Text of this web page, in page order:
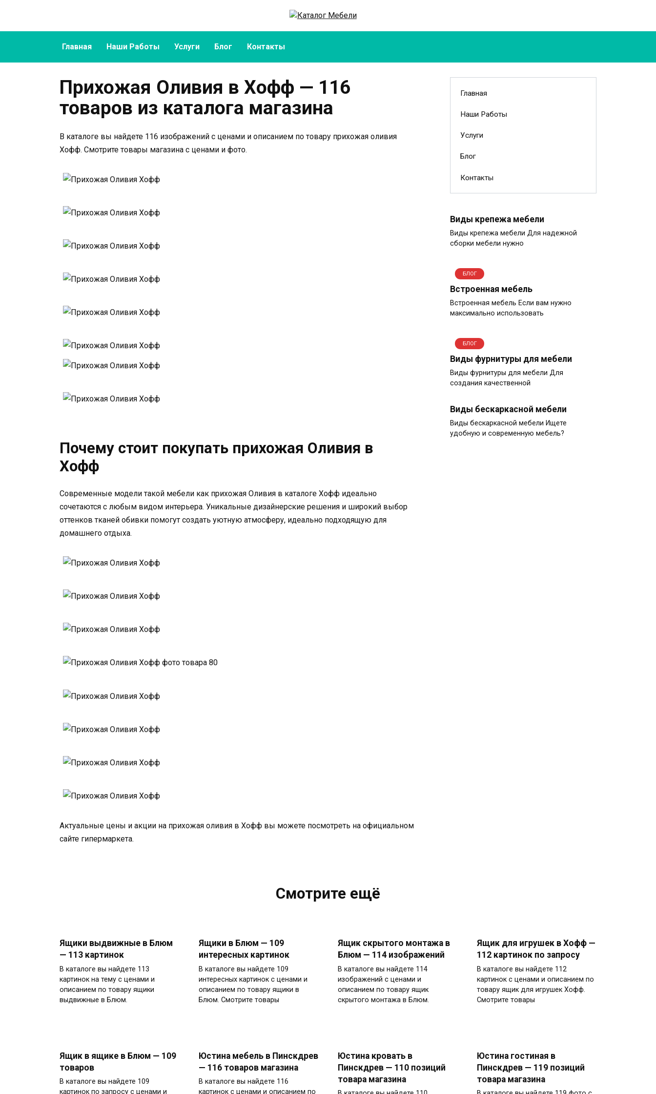
Главная
Наши Работы Услуги Блог Контакты
Прихожая Оливия в Хофф — 116
товаров из каталога магазина
В каталоге вы найдете 116 изображений с ценами и описанием по товару прихожая оливия
Хофф. Смотрите товары магазина с ценами и фото.
Почему стоит покупать прихожая Оливия в
Хофф
Современные модели такой мебели как прихожая Оливия в каталоге Хофф идеально
сочетаются с любым видом интерьера. Уникальные дизайнерские решения и широкий выбор
оттенков тканей обивки помогут создать уютную атмосферу, идеально подходящую для
домашнего отдыха.
Актуальные цены и акции на прихожая оливия в Хофф вы можете посмотреть на официальном
сайте гипермаркета.
Главная
Наши Работы
Услуги
Блог
Контакты
Виды крепежа мебели
Виды крепежа мебели Для надежной
сборки мебели нужно
БЛОГ
Встроенная мебель
Встроенная мебель Если вам нужно
максимально использовать
БЛОГ
Виды фурнитуры для мебели
Виды фурнитуры для мебели Для
создания качественной
Виды бескаркасной мебели
Виды бескаркасной мебели Ищете
удобную и современную мебель?
Смотрите ещё
Ящики выдвижные в Блюм
— 113 картинок
В каталоге вы найдете 113
картинок на тему с ценами и
описанием по товару ящики
выдвижные в Блюм.
Ящики в Блюм — 109
интересных картинок
В каталоге вы найдете 109
интересных картинок с ценами и
описанием по товару ящики в
Блюм. Смотрите товары
Ящик скрытого монтажа в
Блюм — 114 изображений
В каталоге вы найдете 114
изображений с ценами и
описанием по товару ящик
скрытого монтажа в Блюм.
Ящик для игрушек в Хофф —
112 картинок по запросу
В каталоге вы найдете 112
картинок с ценами и описанием по
товару ящик для игрушек Хофф.
Смотрите товары
Ящик в ящике в Блюм — 109
товаров
В каталоге вы найдете 109
картинок по запросу с ценами и
Юстина мебель в Пинскдрев
— 116 товаров магазина
В каталоге вы найдете 116
картинок с ценами и описанием по
Юстина кровать в
Пинскдрев — 110 позиций
товара магазина
Юстина гостиная в
Пинскдрев — 119 позиций
товара магазина